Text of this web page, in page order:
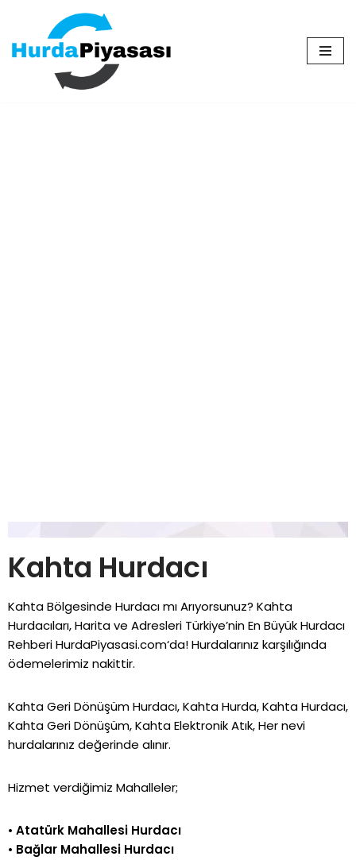
İçeriğe
geç
Kahta Hurdacı
Kahta Bölgesinde Hurdacı mı Arıyorsunuz? Kahta
Hurdacıları, Harita ve Adresleri Türkiye’nin En Büyük Hurdacı
RehberiHurdaPiyasasi.com‘da! Hurdalarınız karşılığında
ödemelerimiz nakittir.
Kahta Geri Dönüşüm Hurdacı, Kahta Hurda, Kahta Hurdacı,
Kahta Geri Dönüşüm, Kahta Elektronik Atık, Her nevi
hurdalarınız değerinde alınır.
Hizmet verdiğimiz Mahalleler;
• Atatürk Mahallesi Hurdacı
• Bağlar Mahallesi Hurdacı